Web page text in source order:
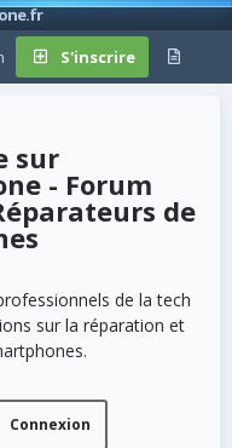
S'inscrire
- Forum
de
de la tech
sur la réparation et
Connexion